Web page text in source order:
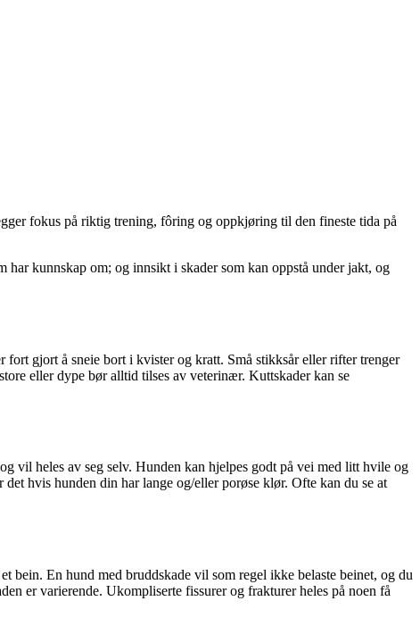
fokus på riktig trening, fôring og oppkjøring til den fineste tida på
kunnskap om; og innsikt i skader som kan oppstå under jakt, og
gjort å sneie bort i kvister og kratt. Små stikksår eller rifter trenger
eller dype bør alltid tilses av veterinær. Kuttskader kan se
vil heles av seg selv. Hunden kan hjelpes godt på vei med litt hvile og
hvis hunden din har lange og/eller porøse klør. Ofte kan du se at
bein. En hund med bruddskade vil som regel ikke belaste beinet, og du
er varierende. Ukompliserte fissurer og frakturer heles på noen få